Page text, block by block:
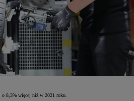
o 8,3% więcej niż w 2021 roku.